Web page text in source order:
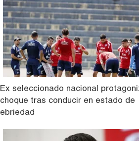
Ex seleccionado nacional
choque tras conducir en estado de
ebriedad